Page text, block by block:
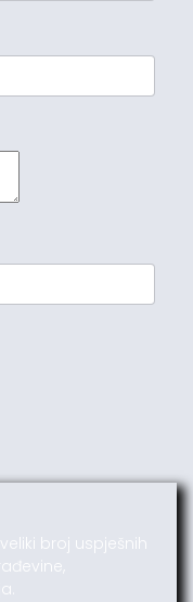
broj uspješnih